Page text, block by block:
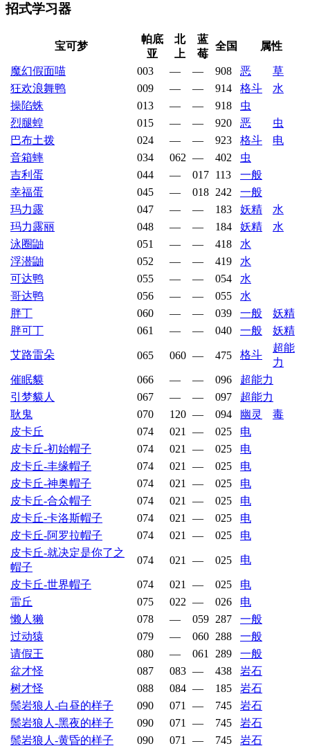
招式学习器
宝可梦
帕底
亚
北
上
蓝
莓
全国 属性
魔幻假面喵 003 — — 908 恶
草
狂欢浪舞鸭
009 — — 914 格斗
水
操陷蛛
013 — — 918
虫
烈腿蝗
015 — — 920 恶
虫
巴布土拨
024 — — 923 格斗
电
音箱蟀
034 062 — 402
虫
吉利蛋
044 — 017 113
一般
幸福蛋
045 — 018 242
一般
玛力露
047 — — 183 妖精
水
玛力露丽
048 — — 184 妖精
水
泳圈鼬
051 — — 418
水
浮潜鼬
052 — — 419
水
可达鸭
055 — — 054
水
哥达鸭
056 — — 055
水
胖丁
060 — — 039 一般
妖精
胖可丁
061 — — 040 一般 妖精
艾路雷朵 065 060 — 475 格斗
超能
力
催眠貘
066 — — 096
超能力
引梦貘人
067 — — 097
超能力
耿鬼
070 120 — 094 幽灵
毒
皮卡丘
074 021 — 025
电
皮卡丘-初始帽子
074 021 — 025
电
皮卡丘-丰缘帽子
074 021 — 025
电
皮卡丘-神奥帽子
074 021 — 025
电
皮卡丘-合众帽子
074 021 — 025
电
皮卡丘-卡洛斯帽子
074 021 — 025
电
皮卡丘-阿罗拉帽子
074 021 — 025
电
皮卡丘-就决定是你了之
帽子
074 021 — 025 电
皮卡丘-世界帽子 074 021 — 025
电
雷丘
075 022 — 026
电
懒人獭
078 — 059 287
一般
过动猿
079 — 060 288
一般
请假王
080 — 061 289
一般
盆才怪
087 083 — 438
岩石
树才怪
088 084 — 185
岩石
鬃岩狼人-白昼的样子
090 071 — 745
岩石
鬃岩狼人-黑夜的样子
090 071 — 745
岩石
鬃岩狼人-黄昏的样子
090 071 — 745 岩石